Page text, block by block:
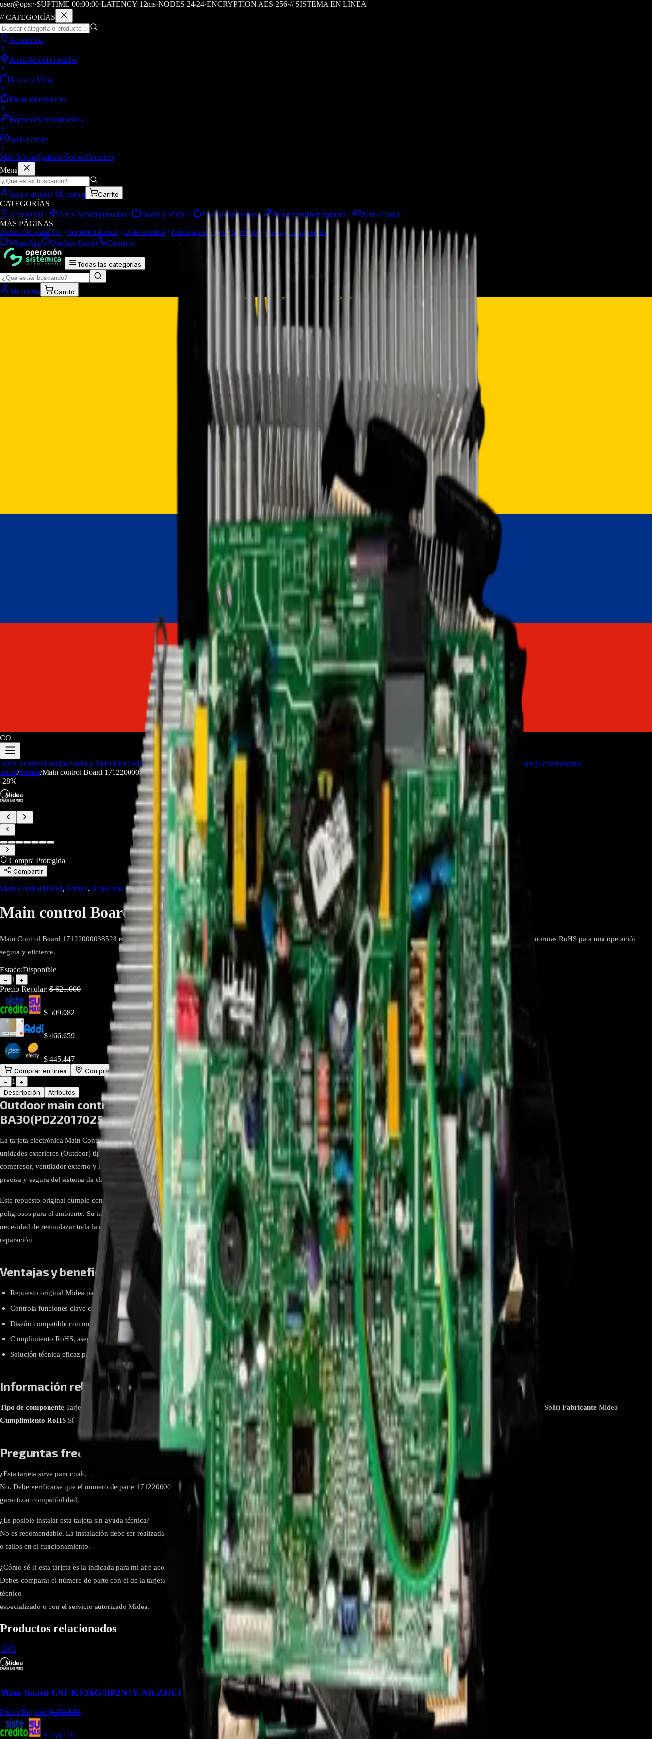
user@ops:~$UPTIME 00:00:00·LATENCY 12ms·NODES 24/24·ENCRYPTION AES-256·// SISTEMA EN LÍNEA
// CATEGORÍAS
Accesorios
Aires Acondicionados
Audio y Video
Electrodomesticos
Repuestos/Herramientas
Seríe Gamer
Más OfertasQuiénes SomosContacto
Menú
Iniciar sesión / Mi cuenta Carrito
CATEGORÍAS
Accesorios
Aires Acondicionados Audio y Video Electrodomesticos Repuestos/Herramientas
Seríe Gamer
MÁS PÁGINAS
Barras Led para TV
Soporte Técnico LGP/Acrilico Firmware de TVs Servicios
Trabaja con nosotros
WhatsApp
Quiénes Somos Contacto
Todas las categorías
Mi cuenta Carrito
CO
Aires AcondicionadosAudio y VideoElectrodomesticos Repuestos/HerramientasSeríe Gamer Barras Led para TV Soporte TécnicoLGP/AcrilicoFirmware de TVs Servicios
Trabaja con nosotros
Inicio/Tienda/Main control Board 17122000038528 aire acondicionado (outdoor) - REP-104
-28%
Compra Protegida
Compartir
Main Control Board, Boards, Repuestos Aires Acondicionados Repuestos Línea Blanca Repuestos/Herramientas
Main control Board 17122000038528 aire acondicionado (outdoor) - REP-104
Main Control Board 17122000038528 es un repuesto original Midea para unidades exteriores mini split. Controla el compresor, ventilador y comunicación interna, cumpliendo normas RoHS para una operación
segura y eficiente.
Estado:Disponible
− 1 +
Precio Regular: $621.000
$ 509.082
$ 466.659
$ 445.447
Comprar en línea Comprar y Recoger
−
1
+
Descripción
Atributos
Outdoor main control board subassembly US1-KF26W/BP3N1-
BA30(PD22017025+RX62T+FAN41560+ASK89D29UEZD).JD.FW.WXWKB.WK2.2
La tarjeta electrónica Main Control Board 17122000038528 de Midea es un componente fundamental para el control de
unidades exteriores (Outdoor) tipo mini split. Diseñada específicamente para gestionar el funcionamiento del
compresor, ventilador externo y la comunicación con la unidad interior, esta tarjeta asegura una operación estable,
precisa y segura del sistema de climatización.
Este repuesto original cumple con la normativa RoHS, lo que garantiza que ha sido fabricado sin el uso de materiales
peligrosos para el ambiente. Su instalación permite recuperar el rendimiento completo del aire acondicionado sin
necesidad de reemplazar toda la unidad exterior, siendo una alternativa económica y técnica ideal para procesos de
reparación.
Ventajas y beneficios
Repuesto original Midea para unidades exteriores mini split.
Controla funciones clave como el compresor, ventilador y la comunicación con la unidad interior.
Diseño compatible con modelos que utilizan configuraciones específicas como RX62T y FAN42060.
Cumplimiento RoHS, asegurando fabricación libre de sustancias peligrosas.
Solución técnica eficaz para restablecer el funcionamiento de la unidad exterior sin reemplazar todo el sistema.
Información relevante
Tipo de componente Tarjeta electrónica de control (Main Control Board Subassembly) Número de parte 17122000038528 Tipo de unidad Unidad exterior (Condensadora - Mini Split) Fabricante Midea
Cumplimiento RoHS Sí
Preguntas frecuentes
¿Esta tarjeta sirve para cualquier unidad exterior Midea?
No. Debe verificarse que el número de parte 17122000038528 coincida con el de la tarjeta original del equipo para
garantizar compatibilidad.
¿Es posible instalar esta tarjeta sin ayuda técnica?
No es recomendable. La instalación debe ser realizada por un técnico certificado para evitar daños en el sistema
o fallos en el funcionamiento.
¿Cómo sé si esta tarjeta es la indicada para mi aire acondicionado?
Debes comparar el número de parte con el de la tarjeta original de tu unidad. En caso de duda, consulta con un
técnico
especializado o con el servicio autorizado Midea.
Productos relacionados
-26%
Main Board US1-KF26G/BP2N1Y-AB.ZJD.JGN.WXNK.NK2.1 - REP-1178
Precio Regular: $280.988
$ 238.119